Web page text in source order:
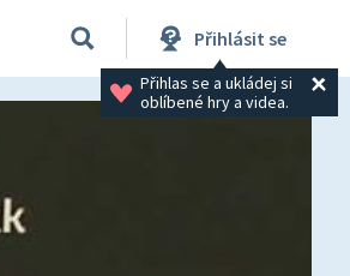
Přihlásit se
Přihlas se a ukládej si
oblíbené hry a videa.